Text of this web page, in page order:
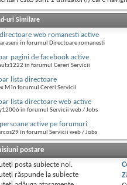
uri Similare
directoare web romanesti active
în forumul Directoare romanesti
pagini de facebook active
în forumul Cereri Servicii
lista directoare
M în forumul Cereri Servicii
lista directoare web active
în forumul Servicii web / Jobs
active pe forumuri
în forumul Servicii web / Jobs
postare
posta subiecte noi.
răspunde la subiecte